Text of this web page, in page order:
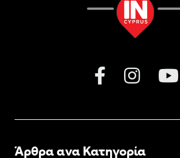
Άρθρα ανα Κατηγορία